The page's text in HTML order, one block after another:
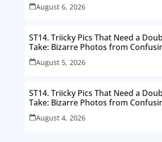
August 6, 2026
ST14. Triicky Pics That Need a
Take: Bizarre Photos from
Perspectives
August 5, 2026
ST14. Triicky Pics That Need a
Take: Bizarre Photos from
Perspectives
August 4, 2026